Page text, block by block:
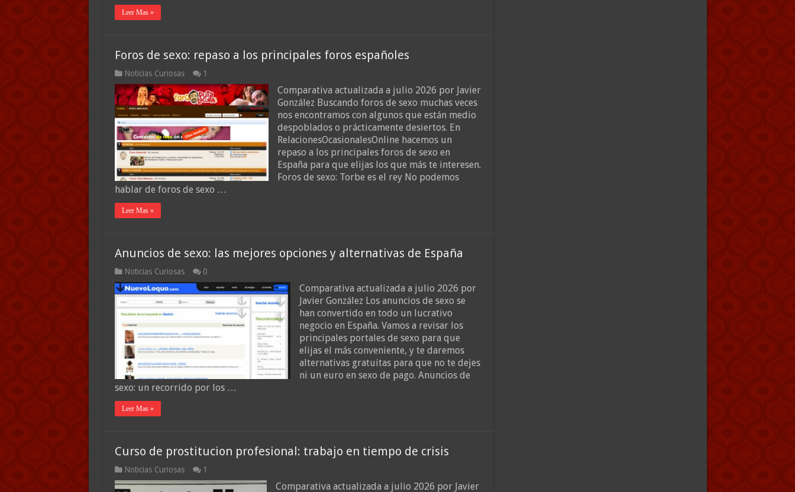
Leer Mas »
Foros de sexo: repaso a los principales foros españoles
Noticias Curiosas 1
Comparativa actualizada a julio 2026 por Javier
González Buscando foros de sexo muchas veces
nos encontramos con algunos que están medio
despoblados o prácticamente desiertos. En
RelacionesOcasionalesOnline hacemos un
repaso a los principales foros de sexo en
España para que elijas los que más te interesen.
Foros de sexo: Torbe es el rey No podemos
hablar de foros de sexo …
Leer Mas »
Anuncios de sexo: las mejores opciones y alternativas de España
Noticias Curiosas 0
Comparativa actualizada a julio 2026 por
Javier González Los anuncios de sexo se
han convertido en todo un lucrativo
negocio en España. Vamos a revisar los
principales portales de sexo para que
elijas el más conveniente, y te daremos
alternativas gratuitas para que no te dejes
ni un euro en sexo de pago. Anuncios de
sexo: un recorrido por los …
Leer Mas »
Curso de prostitucion profesional: trabajo en tiempo de crisis
Noticias Curiosas 1
Comparativa actualizada a julio 2026 por Javier